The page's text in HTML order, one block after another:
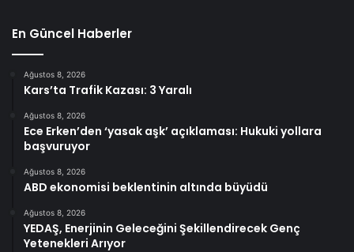
En Güncel Haberler
Ağustos 8, 2026
Kars’ta Trafik Kazası: 3 Yaralı
Ağustos 8, 2026
Ece Erken’den ‘yasak aşk’ açıklaması: Hukuki yollara
başvuruyor
Ağustos 8, 2026
ABD ekonomisi beklentinin altında büyüdü
Ağustos 8, 2026
YEDAŞ, Enerjinin Geleceğini Şekillendirecek Genç
Yetenekleri Arıyor